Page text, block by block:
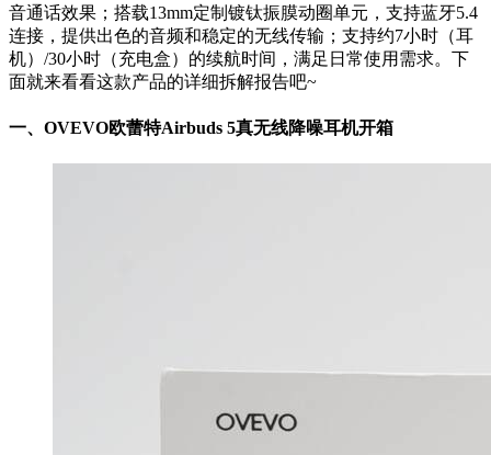
音通话效果；搭载13mm定制镀钛振膜动圈单元，支持蓝牙5.4
连接，提供出色的音频和稳定的无线传输；支持约7小时（耳
机）/30小时（充电盒）的续航时间，满足日常使用需求。下
面就来看看这款产品的详细拆解报告吧~
一、 OVEVO欧蕾特Airbuds 5真无线降噪耳机开箱